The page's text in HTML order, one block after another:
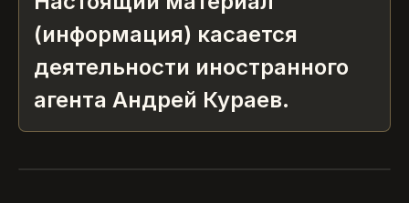
(информация) касается
деятельности иностранного
агента Андрей Кураев.